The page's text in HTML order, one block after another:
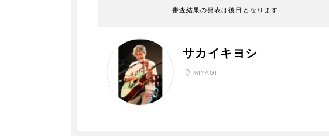
審査結果の発表は後日となります
サカイキヨシ
MIYAGI